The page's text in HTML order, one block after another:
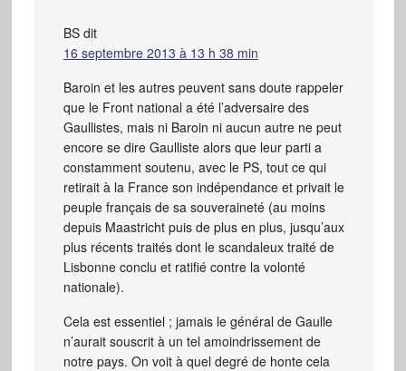
BS dit
16 septembre 2013 à 13 h 38 min
Baroin et les autres peuvent sans doute rappeler
que le Front national a été l’adversaire des
Gaullistes, mais ni Baroin ni aucun autre ne peut
encore se dire Gaulliste alors que leur parti a
constamment soutenu, avec le PS, tout ce qui
retirait à la France son indépendance et privait le
peuple français de sa souveraineté (au moins
depuis Maastricht puis de plus en plus, jusqu’aux
plus récents traités dont le scandaleux traité de
Lisbonne conclu et ratifié contre la volonté
nationale).
Cela est essentiel ; jamais le général de Gaulle
n’aurait souscrit à un tel amoindrissement de
notre pays. On voit à quel degré de honte cela